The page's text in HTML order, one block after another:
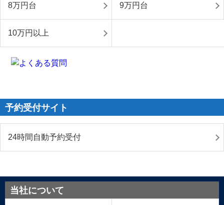
8万円台 9万円台
10万円以上
予約受付サイト
24時間自動予約受付
当社について